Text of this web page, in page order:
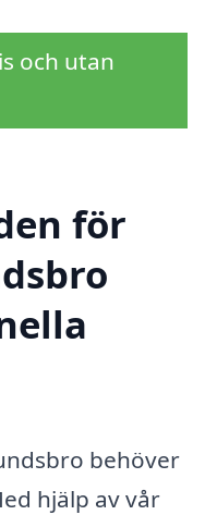
och utan
för
behöver
hjälp av vår